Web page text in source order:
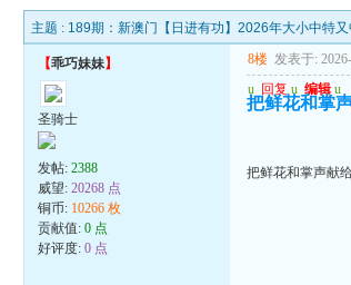
主题 : 189期：新澳门【日进有功】2026年大小中特又
【乖巧妹妹】
圣骑士
发帖:2388
威望:20268 点
铜币: 10266 枚
贡献值:0 点
好评度:0 点
8楼 发表于:
u 回复 u 编辑 u
把鲜花和掌
把鲜花和掌声献